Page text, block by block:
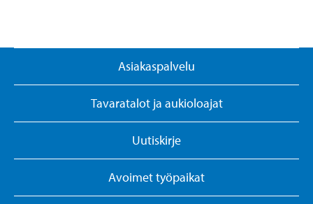
Asiakaspalvelu
Tavaratalot ja aukioloajat
Uutiskirje
Avoimet työpaikat